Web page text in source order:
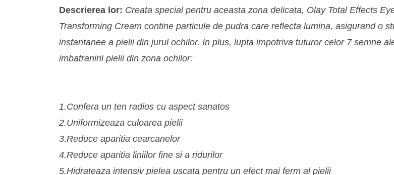
Descrierea lor: Creata special pentru aceasta zona delicata, Olay Total Effects
Transforming Cream contine particule de pudra care reflecta lumina, asigurand o
instantanee a pielii din jurul ochilor. In plus, lupta impotriva tuturor celor 7 semne
imbatranirii pielii din zona ochilor:
1.Confera un ten radios cu aspect sanatos
2.Uniformizeaza culoarea pielii
3.Reduce aparitia cearcanelor
4.Reduce aparitia liniilor fine si a ridurilor
5.Hidrateaza intensiv pielea uscata pentru un efect mai ferm al pielii